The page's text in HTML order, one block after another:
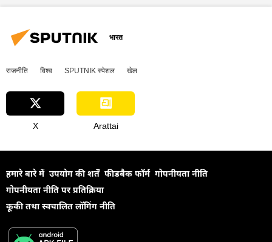
रूस का विकास
रूस की खबरें
भारत
राजनीति विश्व SPUTNIK स्पेशल खेल
X Arattai
हमारे बारे में उपयोग की शर्तें फीडबैक फॉर्म गोपनीयता नीति
गोपनीयता नीति पर प्रतिक्रिया
कूकी तथा स्वचालित लॉगिंग नीति